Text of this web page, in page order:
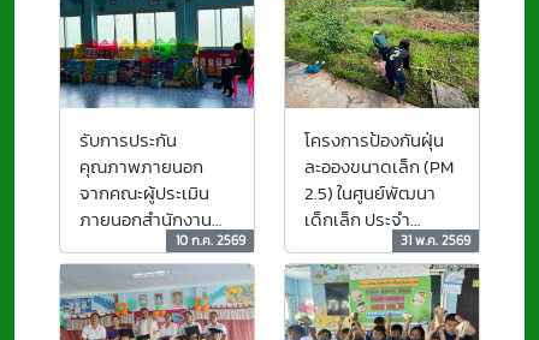
รับการประกัน
คุณภาพภายนอก
จากคณะผู้ประเมิน
ภายนอกสำนักงาน
รับรองมาตรฐาน และ
ประเมินคุณภาพการ
ศึกษา (องค์การ
มหาชน)
10 ก.ค. 2569
โครงการป้องกันฝุ่น
ละอองขนาดเล็ก (PM
2.5) ในศูนย์พัฒนา
เด็กเล็ก ประจำ
ปีงบประมาณ พ.ศ.
2569
31 พ.ค. 2569